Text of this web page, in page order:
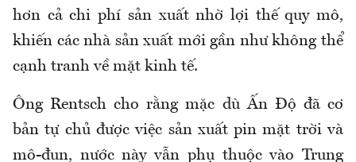
hơn cả chi phí sản xuất nhờ lợi thế quy mô,
khiến các nhà sản xuất mới gần như không thể
cạnh tranh về mặt kinh tế.
Ông Rentsch cho rằng mặc dù Ấn Độ đã cơ
bản tự chủ được việc sản xuất pin mặt trời và
mô-đun, nước này vẫn phụ thuộc vào Trung